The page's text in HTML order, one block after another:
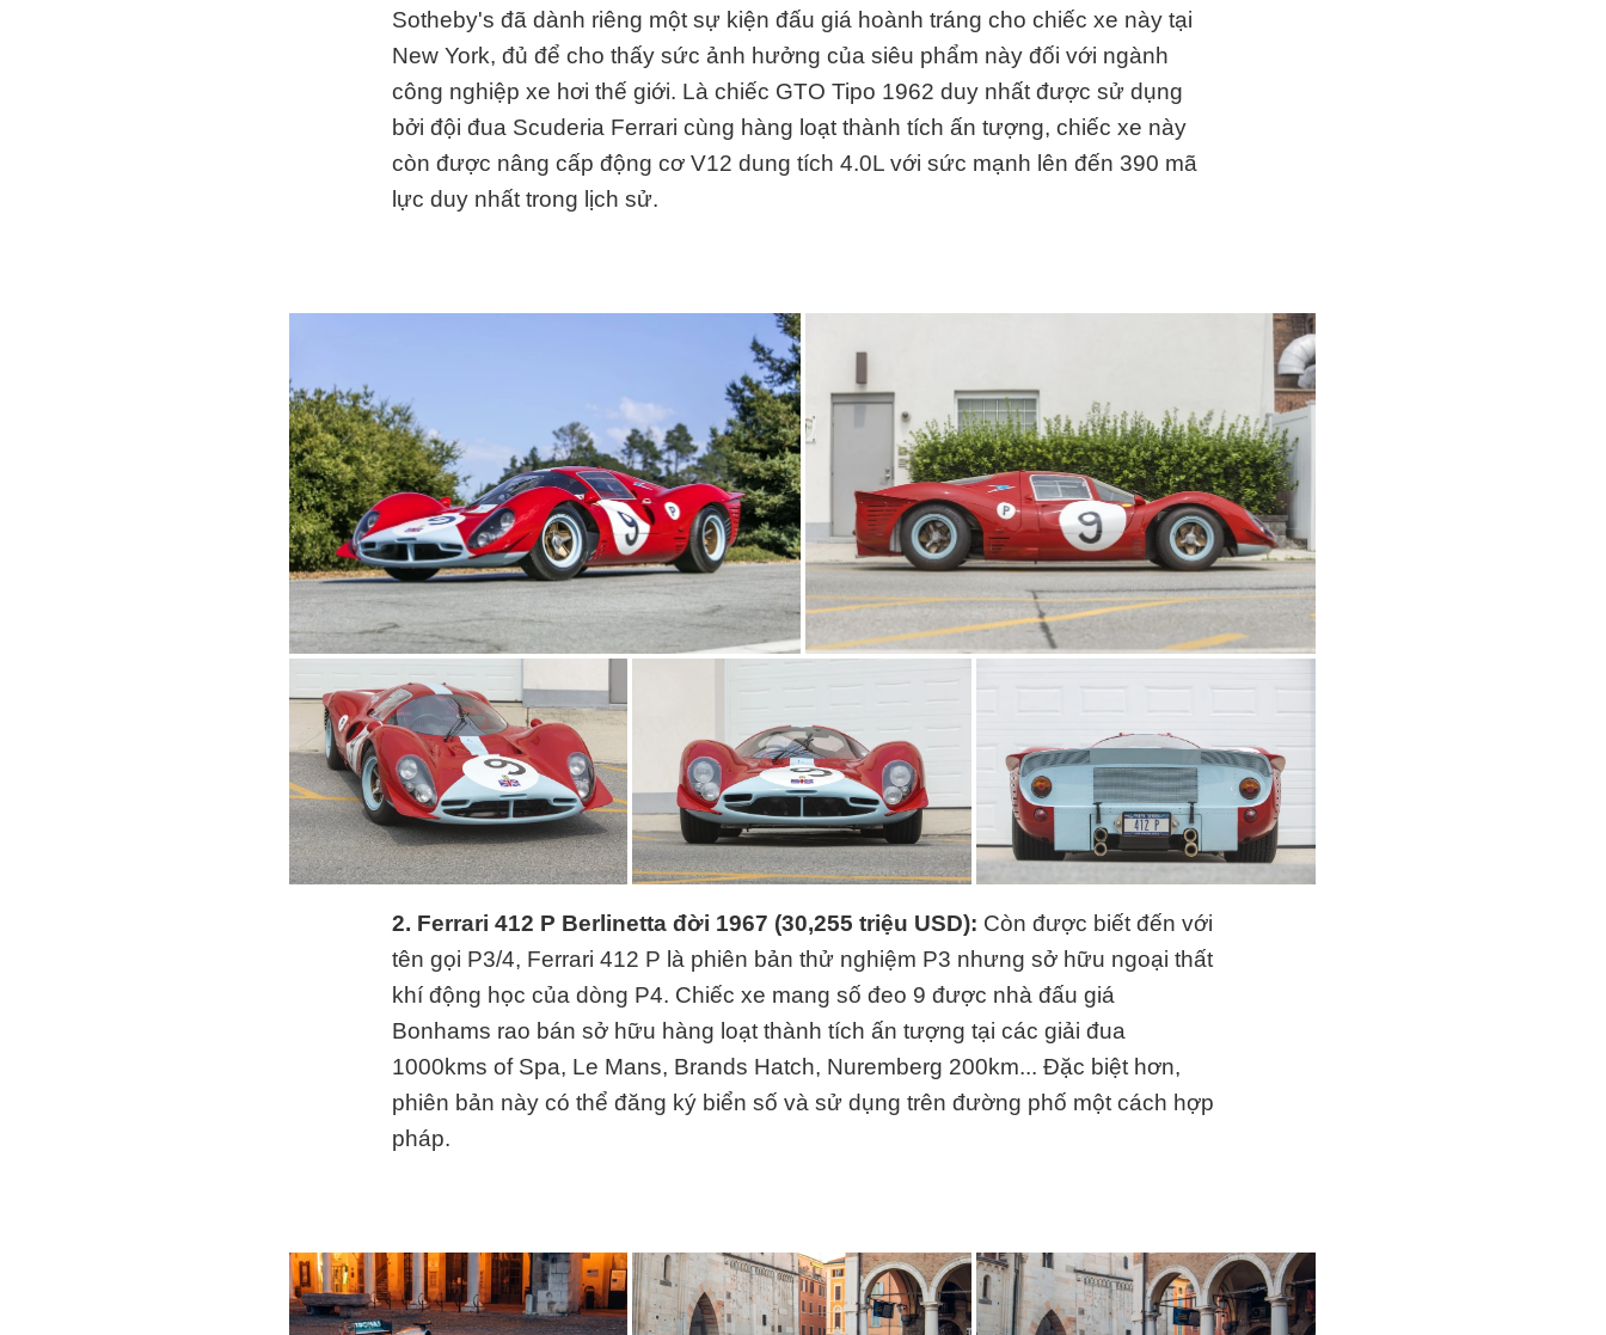
Sotheby's đã dành riêng một sự kiện đấu giá hoành tráng cho chiếc xe này tại
New York, đủ để cho thấy sức ảnh hưởng của siêu phẩm này đối với ngành
công nghiệp xe hơi thế giới. Là chiếc GTO Tipo 1962 duy nhất được sử dụng
bởi đội đua Scuderia Ferrari cùng hàng loạt thành tích ấn tượng, chiếc xe này
còn được nâng cấp động cơ V12 dung tích 4.0L với sức mạnh lên đến 390 mã
lực duy nhất trong lịch sử.
2. Ferrari 412 P Berlinetta đời 1967 (30,255 triệu USD): Còn được biết đến với
tên gọi P3/4, Ferrari 412 P là phiên bản thử nghiệm P3 nhưng sở hữu ngoại thất
khí động học của dòng P4. Chiếc xe mang số đeo 9 được nhà đấu giá
Bonhams rao bán sở hữu hàng loạt thành tích ấn tượng tại các giải đua
1000kms of Spa, Le Mans, Brands Hatch, Nuremberg 200km... Đặc biệt hơn,
phiên bản này có thể đăng ký biển số và sử dụng trên đường phố một cách hợp
pháp.